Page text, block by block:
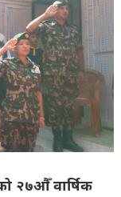
२७औँ वार्षिक